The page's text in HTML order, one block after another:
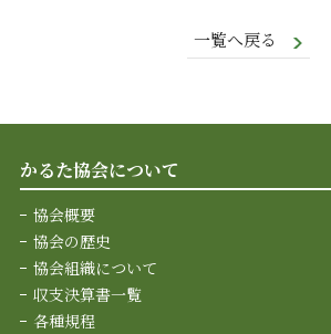
一覧へ戻る
かるた協会について
協会概要
協会の歴史
協会組織について
収支決算書一覧
各種規程